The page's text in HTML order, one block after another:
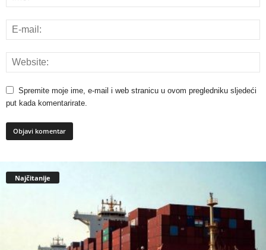
Spremite moje ime, e-mail i web stranicu u ovom pregledniku sljedeći
put kada komentarirate.
Najčitanije